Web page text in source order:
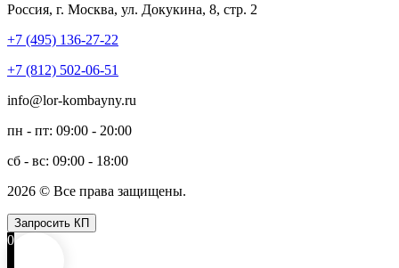
Россия, г. Москва, ул. Докукина, 8, стр. 2
+7 (495) 136-27-22
+7 (812) 502-06-51
info@lor-kombayny.ru
пн - пт: 09:00 - 20:00
сб - вс: 09:00 - 18:00
2026 © Все права защищены.
Запросить КП
0